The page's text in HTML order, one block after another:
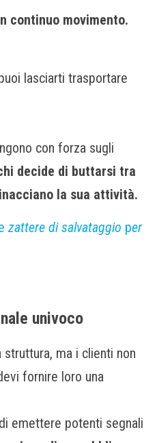
continuo movimento.
lasciarti trasportare
con forza sugli
decide di buttarsi tra
la sua attività.
zattere di salvataggio per
univoco
ma i clienti non
fornire loro una
emettere potenti segnali